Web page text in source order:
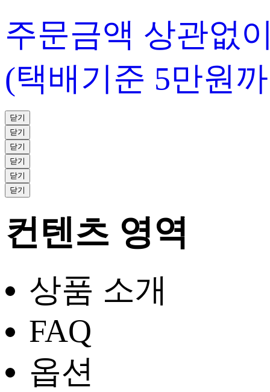
주문금액 상관없
(택배기준 5만원
닫기
닫기
닫기
닫기
닫기
닫기
컨텐츠 영역
상품 소개
FAQ
옵션